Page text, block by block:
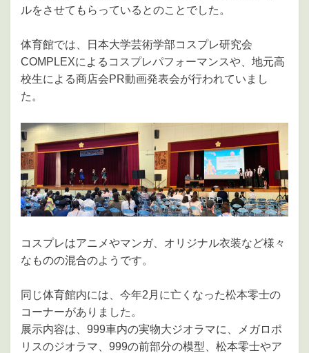
ルをさせてもらっているとのことでした。
体育館では、日本大学芸術学部コスプレ研究会
COMPLEXによるコスプレパフォーマンスや、地元高
校生による商店会PR動画発表会が行われていまし
た。
コスプレはアニメやマンガ、オリジナル衣装など様々
なものの混合のようです。
同じ体育館内には、今年2月に亡くなった松本零士の
コーナーがありました。
展示内容は、999車内の実物大ジオラマに、メガロポ
リスのジオラマ、999の前部分の模型、松本零士やア